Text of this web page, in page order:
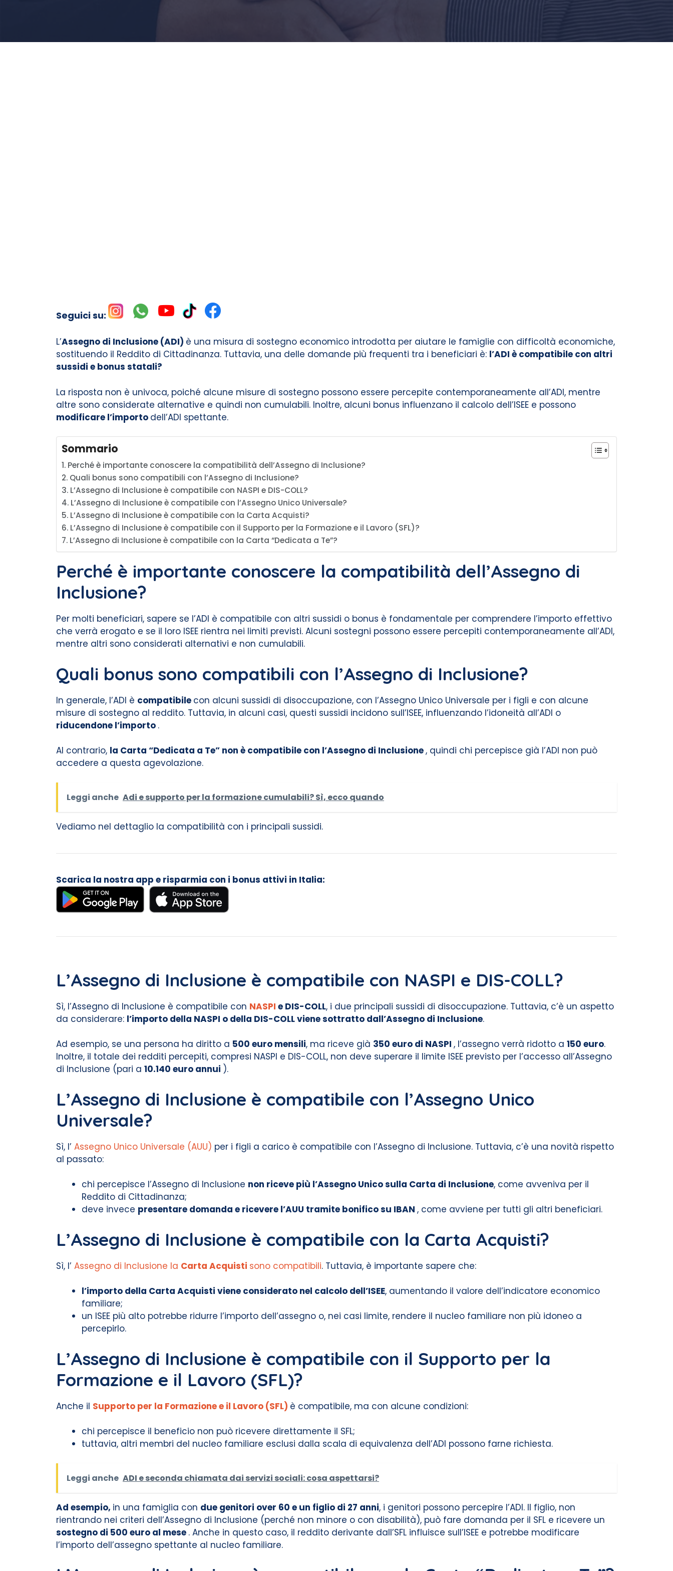
Seguici su:
L’Assegno di Inclusione (ADI) è una misura di sostegno economico introdotta per aiutare le famiglie con difficoltà economiche,
sostituendo il Reddito di Cittadinanza. Tuttavia, una delle domande più frequenti tra i beneficiari è: l’ADI è compatibile con altri
sussidi e bonus statali?
La risposta non è univoca, poiché alcune misure di sostegno possono essere percepite contemporaneamente all’ADI, mentre
altre sono considerate alternative e quindi non cumulabili. Inoltre, alcuni bonus influenzano il calcolo dell’ISEE e possono
modificare l’importo dell’ADI spettante.
Sommario
Perché è importante conoscere la compatibilità dell’Assegno di Inclusione?
Quali bonus sono compatibili con l’Assegno di Inclusione?
L’Assegno di Inclusione è compatibile con NASPI e DIS-COLL?
L’Assegno di Inclusione è compatibile con l’Assegno Unico Universale?
L’Assegno di Inclusione è compatibile con la Carta Acquisti?
L’Assegno di Inclusione è compatibile con il Supporto per la Formazione e il Lavoro (SFL)?
L’Assegno di Inclusione è compatibile con la Carta “Dedicata a Te”?
Perché è importante conoscere la compatibilità dell’Assegno di
Inclusione?
Per molti beneficiari, sapere se l’ADI è compatibile con altri sussidi o bonus è fondamentale per comprendere l’importo effettivo
che verrà erogato e se il loro ISEE rientra nei limiti previsti. Alcuni sostegni possono essere percepiti contemporaneamente all’ADI,
mentre altri sono considerati alternativi e non cumulabili.
Quali bonus sono compatibili con l’Assegno di Inclusione?
In generale, l’ADI è compatibile con alcuni sussidi di disoccupazione, con l’Assegno Unico Universale per i figli e con alcune
misure di sostegno al reddito. Tuttavia, in alcuni casi, questi sussidi incidono sull’ISEE, influenzando l’idoneità all’ADI o
riducendone l’importo .
Al contrario, la Carta “Dedicata a Te” non è compatibile con l’Assegno di Inclusione, quindi chi percepisce già l’ADI non può
accedere a questa agevolazione.
Leggi anche Adi e supporto per la formazione cumulabili? Sì, ecco quando
Vediamo nel dettaglio la compatibilità con i principali sussidi.
Scarica la nostra app e risparmia con i bonus attivi in Italia:
L’Assegno di Inclusione è compatibile con NASPI e DIS-COLL?
Sì, l’Assegno di Inclusione è compatibile con NASPI e DIS-COLL, i due principali sussidi di disoccupazione. Tuttavia, c’è un aspetto
da considerare: l’importo della NASPI o della DIS-COLL viene sottratto dall’Assegno di Inclusione.
Ad esempio, se una persona ha diritto a 500 euro mensili, ma riceve già 350 euro di NASPI , l’assegno verrà ridotto a 150 euro.
Inoltre, il totale dei redditi percepiti, compresi NASPI e DIS-COLL, non deve superare il limite ISEE previsto per l’accesso all’Assegno
di Inclusione (pari a 10.140 euro annui ).
L’Assegno di Inclusione è compatibile con l’Assegno Unico
Universale?
Sì, l’ Assegno Unico Universale (AUU) per i figli a carico è compatibile con l’Assegno di Inclusione. Tuttavia, c’è una novità rispetto
al passato:
chi percepisce l’Assegno di Inclusione non riceve più l’Assegno Unico sulla Carta di Inclusione, come avveniva per il
Reddito di Cittadinanza;
deve invece presentare domanda e ricevere l’AUU tramite bonifico su IBAN , come avviene per tutti gli altri beneficiari.
L’Assegno di Inclusione è compatibile con la Carta Acquisti?
Sì, l’ Assegno di Inclusione la Carta Acquisti sono compatibili. Tuttavia, è importante sapere che:
l’importo della Carta Acquisti viene considerato nel calcolo dell’ISEE, aumentando il valore dell’indicatore economico
familiare;
un ISEE più alto potrebbe ridurre l’importo dell’assegno o, nei casi limite, rendere il nucleo familiare non più idoneo a
percepirlo.
L’Assegno di Inclusione è compatibile con il Supporto per la
Formazione e il Lavoro (SFL)?
Anche il Supporto per la Formazione e il Lavoro (SFL) è compatibile, ma con alcune condizioni:
chi percepisce il beneficio non può ricevere direttamente il SFL;
tuttavia, altri membri del nucleo familiare esclusi dalla scala di equivalenza dell’ADI possono farne richiesta.
Leggi anche ADI e seconda chiamata dai servizi sociali: cosa aspettarsi?
Ad esempio, in una famiglia con due genitori over 60 e un figlio di 27 anni, i genitori possono percepire l’ADI. Il figlio, non
rientrando nei criteri dell’Assegno di Inclusione (perché non minore o con disabilità), può fare domanda per il SFL e ricevere un
sostegno di 500 euro al mese . Anche in questo caso, il reddito derivante dall’SFL influisce sull’ISEE e potrebbe modificare
l’importo dell’assegno spettante al nucleo familiare.